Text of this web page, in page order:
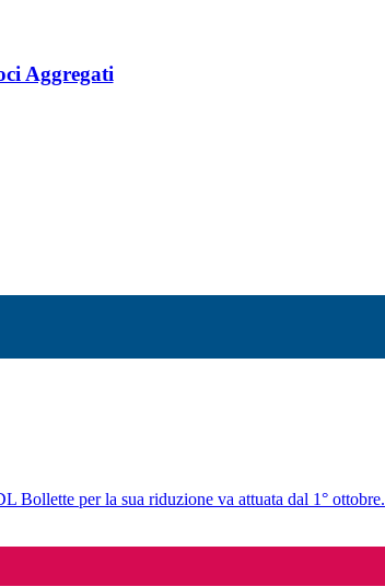
Aggregati
Bollette per la sua riduzione va attuata dal 1° ottobre.